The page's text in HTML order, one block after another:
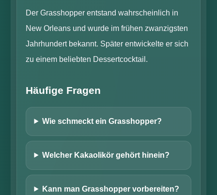
Der Grasshopper entstand wahrscheinlich in
New Orleans und wurde im frühen zwanzigsten
Jahrhundert bekannt. Später entwickelte er sich
zu einem beliebten Dessertcocktail.
Häufige Fragen
Wie schmeckt ein Grasshopper?
Welcher Kakaolikör gehört hinein?
Kann man Grasshopper vorbereiten?